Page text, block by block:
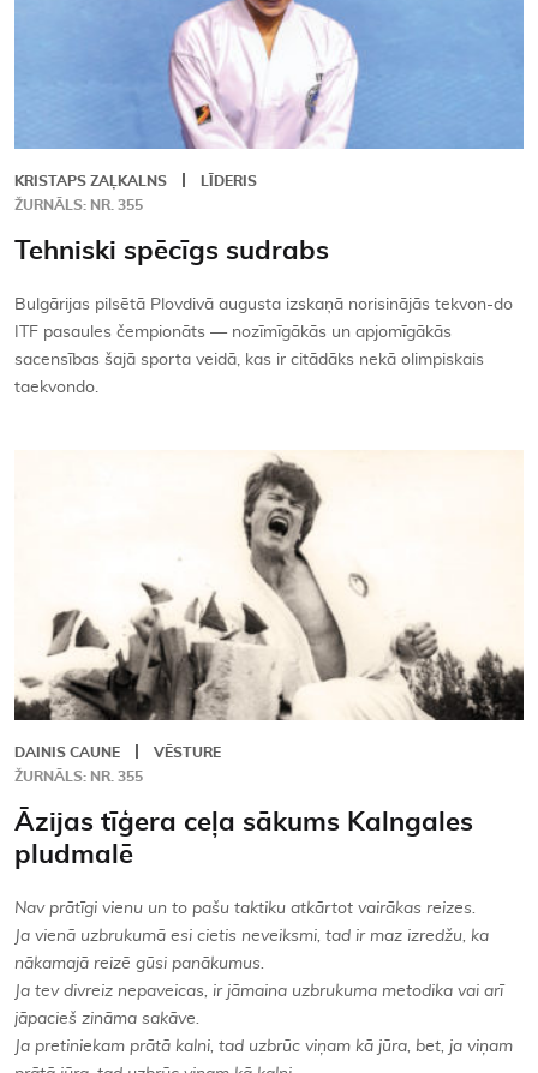
KRISTAPS ZAĻKALNS
LĪDERIS
ŽURNĀLS: NR. 355
Tehniski spēcīgs sudrabs
Bulgārijas pilsētā Plovdivā augusta izskaņā norisinājās tekvon-do
ITF pasaules čempionāts — nozīmīgākās un apjomīgākās
sacensības šajā sporta veidā, kas ir citādāks nekā olimpiskais
taekvondo.
DAINIS CAUNE
VĒSTURE
ŽURNĀLS: NR. 355
Āzijas tīģera ceļa sākums Kalngales
pludmalē
Nav prātīgi vienu un to pašu taktiku atkārtot vairākas reizes.
Ja vienā uzbrukumā esi cietis neveiksmi, tad ir maz izredžu, ka
nākamajā reizē gūsi panākumus.
Ja tev divreiz nepaveicas, ir jāmaina uzbrukuma metodika vai arī
jāpacieš zināma sakāve.
Ja pretiniekam prātā kalni, tad uzbrūc viņam kā jūra, bet, ja viņam